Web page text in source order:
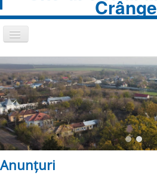
Comută
navigarea
Despre Noi
Informații de interes public
Transparență decizională
Prezentare comună
Monitorul Oficial Local
Formulare online
Anunțuri